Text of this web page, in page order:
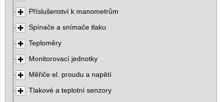
Příslušenství k manometrům
Spínače a snímače tlaku
Teploměry
Monitorovací jednotky
Měřiče el. proudu a napětí
Tlakové a teplotní senzory